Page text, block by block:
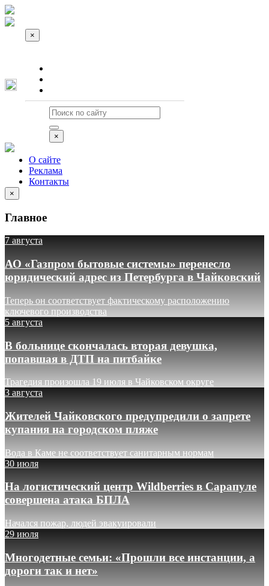
×
×
О сайте
Реклама
Контакты
×
Главное
7 августа
АО «Газпром бытовые системы» перенесло
юридический адрес из Петербурга в Чайковский
Теперь он соответствует фактическому расположению
ключевого производства
5 августа
В больнице скончалась вторая девушка,
попавшая в ДТП на питбайке
Трагедия произошла 19 июля в Чайковском округе
3 августа
Жителей Чайковского предупредили о запрете
купания на городском пляже
Вода в Каме не соответствует санитарным нормам
30 июля
На логистический центр Wildberries в Сарапуле
совершена атака БПЛА
Начался пожар, людей эвакуировали
29 июля
Многодетные семьи: «Прошли все инстанции, а
дороги так и нет»